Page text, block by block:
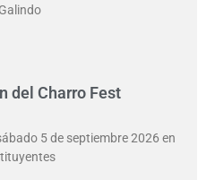
del Charro Fest
5 de septiembre 2026 en